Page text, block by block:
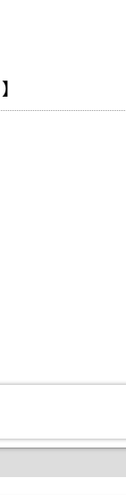
】